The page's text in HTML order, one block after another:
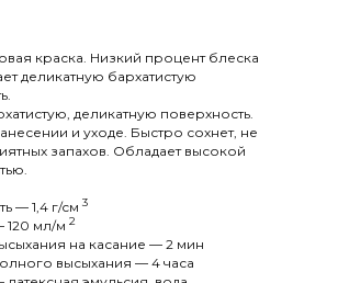
краска. Низкий процент блеска
деликатную бархатистую
деликатную поверхность.
и уходе. Быстро сохнет, не
запахов. Обладает высокой
— 1,4 г/cм 3
120 мл/м 2
на касание — 2 мин
высыхания — 4 часа